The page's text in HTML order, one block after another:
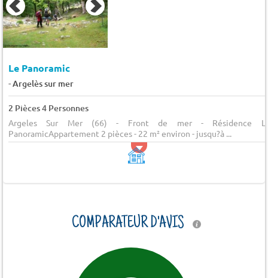
Le Panoramic
-Argelès sur mer
2 Pièces 4 Personnes
Argeles Sur Mer (66) - Front de mer - Résidence
PanoramicAppartement 2 pièces - 22 m² environ - jusqu?à ...
COMPARATEUR D'AVIS